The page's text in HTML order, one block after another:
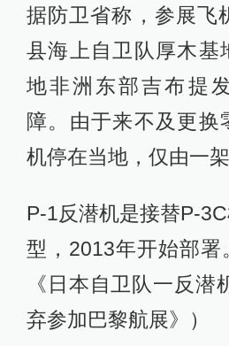
据防卫省称，参展飞
县海上自卫队厚木基
地非洲东部吉布提
障。由于来不及更换
机停在当地，仅由一
P-1反潜机是接替P-
型，2013年开始部署
《日本自卫队一反潜
弃参加巴黎航展》）